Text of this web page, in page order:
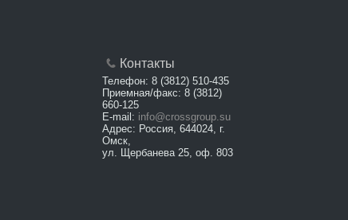
Контакты
Телефон: 8 (3812) 510-435
Приемная/факс: 8 (3812)
660-125
E-mail: info@crossgroup.su
Адрес: Россия, 644024, г.
Омск,
ул. Щербанева 25, оф. 803